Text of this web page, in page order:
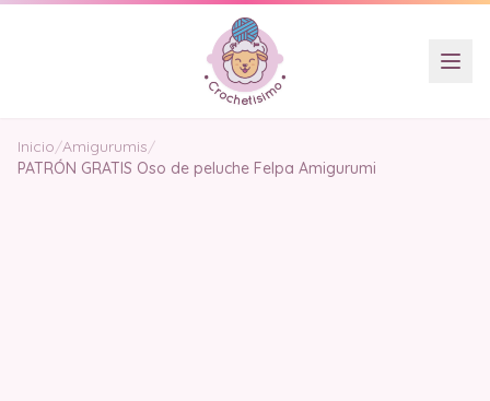
Inicio/Amigurumis/
PATRÓN GRATIS Oso de peluche Felpa Amigurumi